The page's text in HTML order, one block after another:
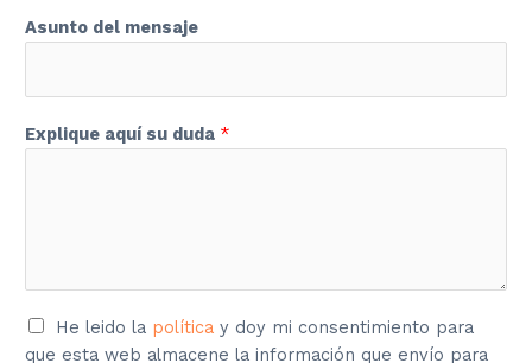
Asunto del mensaje
Explique aquí su duda *
A
c
He leido la política y doy mi consentimiento para
que esta web almacene la información que envío para